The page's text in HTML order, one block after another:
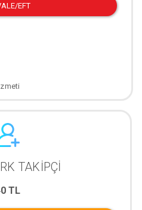
EFT
Hizmeti
TAKİPÇİ
TL